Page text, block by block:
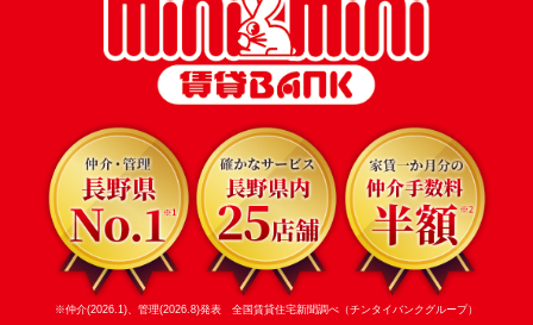
※仲介(2026.1)、管理(2026.8)発表 全国賃貸住宅新聞調べ（チンタイバンクグループ）